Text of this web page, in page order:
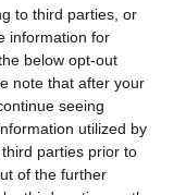
to third parties, or
information for
below opt-out
note that after your
seeing
utilized by
parties prior to
of the further